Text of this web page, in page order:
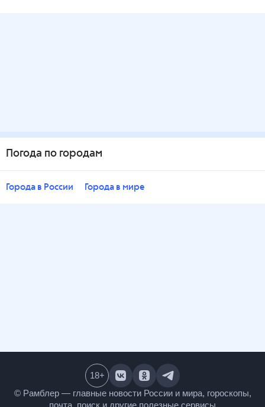
Погода по городам
Города в России Города в мире
© Рамблер — главные новости России и мира,
18+